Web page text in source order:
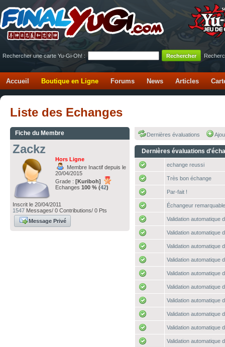
Rechercher une carte Yu-Gi-Oh! :
Accueil Boutique en Ligne Forums News Articles
Liste des Echanges
Fiche du Membre
Zackz
Hors Ligne
Membre Inactif depuis le
20/04/2015
Grade : [Kuriboh]
Echanges 100 % (42)
Inscrit le 20/04/2011
1547 Messages/ 0 Contributions/ 0 Pts
Message Privé
Dernières évaluations
Dernières évaluations
echange reussi
Très bon échange
Par-fait !
Échangeur
Validation automatique
Validation automatique
Validation automatique
Validation automatique
Validation automatique
Validation automatique
Validation automatique
Validation automatique
Validation automatique
Validation automatique